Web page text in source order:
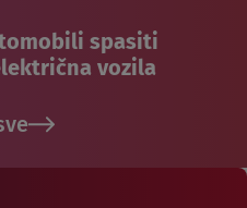
spasiti
vozila